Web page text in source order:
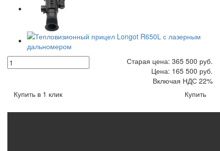
Старая цена: 365 500 руб.
Цена: 165 500 руб.
Включая НДС 22%
Купить в 1 клик
Купить